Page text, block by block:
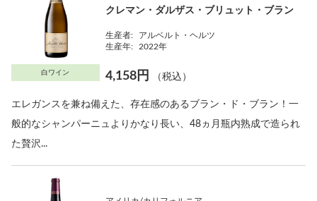
白ワイン
クレマン・ダルザス・ブリュット・ブラン
生産者:
アルベルト・ヘルツ
生産年:
2022年
4,158円 （税込）
エレガンスを兼ね備えた、存在感のあるブラン・ド・ブラン！一
般的なシャンパーニュよりかなり長い、48ヵ月瓶内熟成で造られ
た贅沢...